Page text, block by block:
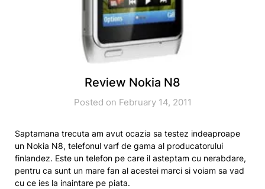
Review Nokia N8
Posted on February 14, 2011
Saptamana trecuta am avut ocazia sa testez indeaproape
un Nokia N8, telefonul varf de gama al producatorului
finlandez. Este un telefon pe care il asteptam cu nerabdare,
pentru ca sunt un mare fan al acestei marci si voiam sa vad
cu ce ies la inaintare pe piata.